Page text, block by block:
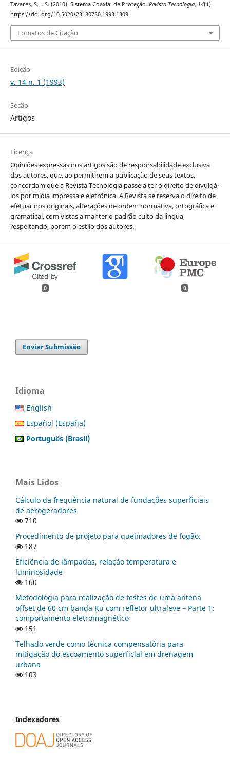
Tavares, S. J. S. (2010). Sistema Coaxial de Proteção. Revista Tecnologia, 14(1).
https://doi.org/10.5020/23180730.1993.1309
Fomatos de Citação
Edição
v. 14 n. 1 (1993)
Seção
Artigos
Licença
Opiniões expressas nos artigos são de responsabilidade exclusiva
dos autores, que, ao permitirem a publicação de seus textos,
concordam que a Revista Tecnologia passe a ter o direito de divulgá-
los por mídia impressa e eletrônica. A Revista se reserva o direito de
efetuar nos originais, alterações de ordem normativa, ortográfica e
gramatical, com vistas a manter o padrão culto da lingua,
respeitando, porém o estilo dos autores.
0 0
Enviar Submissão
Idioma
English
Español (España)
Português (Brasil)
Mais Lidos
Cálculo da frequência natural de fundações superficiais
de aerogeradores
710
Procedimento de projeto para queimadores de fogão.
187
Eficiência de lâmpadas, relação temperatura e
luminosidade
160
Metodologia para realização de testes de uma antena
offset de 60 cm banda Ku com refletor ultraleve – Parte 1:
comportamento eletromagnético
151
Telhado verde como técnica compensatória para
mitigação do escoamento superficial em drenagem
urbana
103
Indexadores